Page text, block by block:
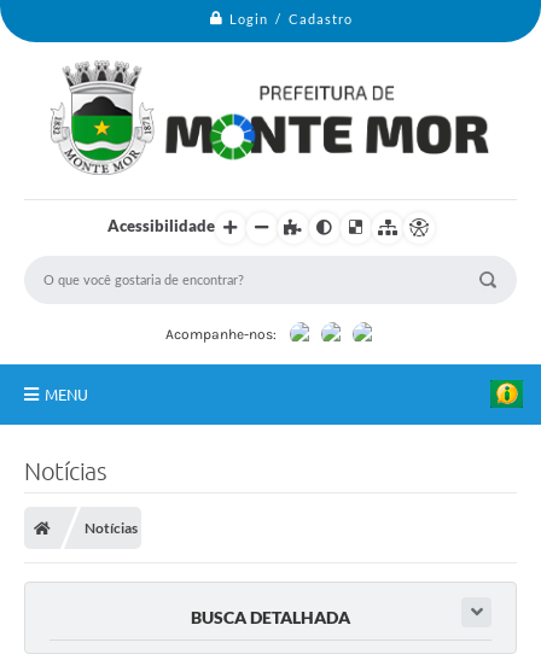
Login / Cadastro
Acessibilidade
Acompanhe-nos:
MENU
Notícias
Notícias
BUSCA DETALHADA